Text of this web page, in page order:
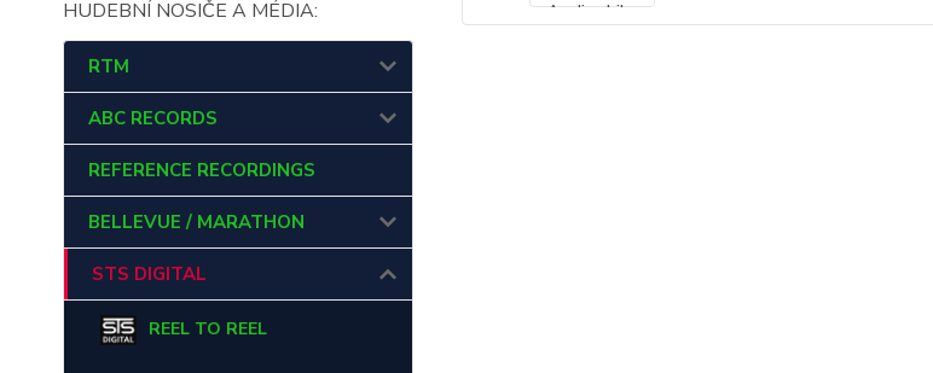
HUDEBNÍ NOSIČE A MÉDIA:
RTM
ABC RECORDS
REFERENCE RECORDINGS
BELLEVUE / MARATHON
STS DIGITAL
REEL TO REEL